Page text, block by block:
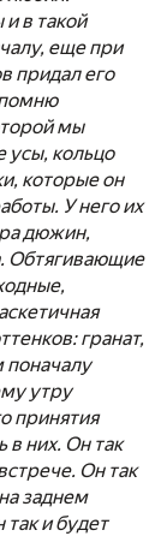
в такой
еще при
придал его
мы
усы, кольцо
которые он
У него их
дюжин,
Обтягивающие
гранат,
поначалу
утру
принятия
в них. Он так
Он так
заднем
и будет